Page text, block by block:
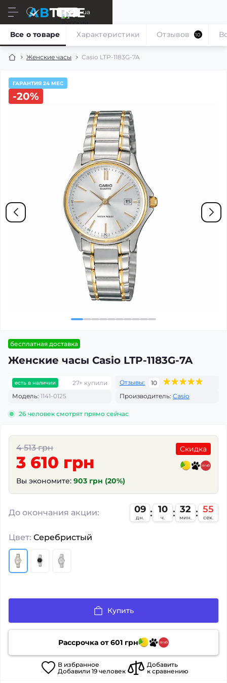
ru ua
Женские часы Casio LTP-1183G-7A
Все о товаре Характеристики Отзывов 10
ГАРАНТИЯ 24 МЕС
-20%
бесплатная доставка
Женские часы Casio LTP-1183G-7A
есть в наличии 27+ купили Отзывы:
10
Модель: 1141-0125 Производитель: Casio
26 человек смотрят прямо сейчас
4 513 грн
3 610 грн
Вы экономите: 903 грн (20%)
Скидка
До окончания акции: 09
дн.
10
ч.
32
мин.
55
сек.
Цвет: Серебристый
Купить
Рассрочка от601 грн
В избранное
Добавили 19 человек
Добавить
к сравнению